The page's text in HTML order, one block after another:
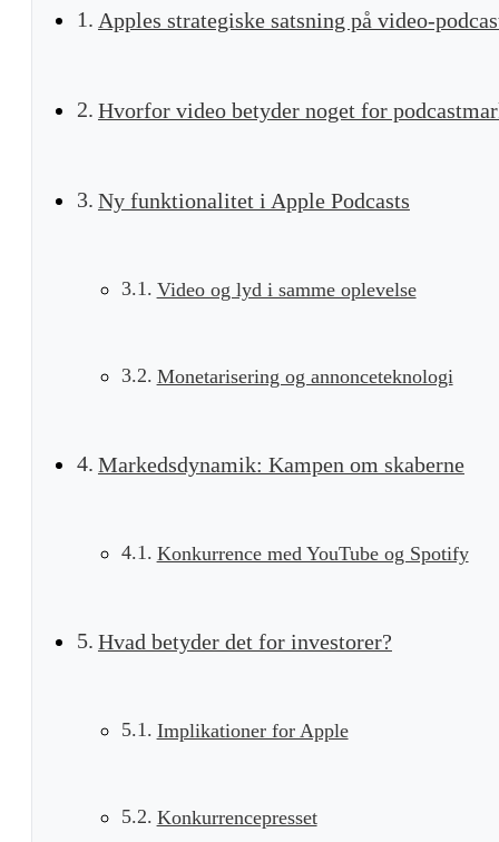
Apples strategiske satsning på video-
Hvorfor video betyder noget for
Ny funktionalitet i Apple Podcasts
Video og lyd i samme oplevelse
Monetarisering og annonceteknologi
Markedsdynamik: Kampen om skaberne
Konkurrence med YouTube og Spotify
Hvad betyder det for investorer?
Implikationer for Apple
Konkurrencepresset